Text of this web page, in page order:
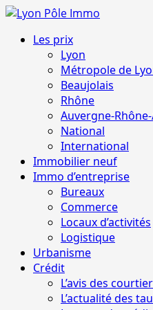
Aller
contenu
Menu
principal
Les prix
Lyon
Métropole de
Beaujolais
Rhône
Auvergne-
National
International
Immobilier neuf
Immo d’entreprise
Bureaux
Commerce
Locaux d’activités
Logistique
Urbanisme
Crédit
L’avis des
L’actualité des